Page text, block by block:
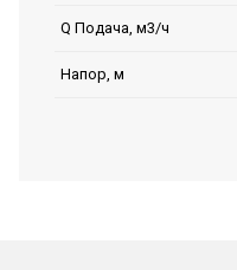
Q Подача, м3/ч
Напор, м